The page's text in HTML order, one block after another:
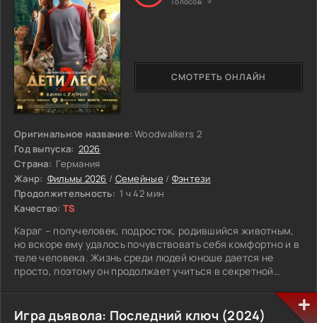
предстоит узнать, какие тайны скрывает это место.
Оригинальное название: Woodwalkers 2
Год выпуска: 2026
Страна: Германия
Жанр: Фильмы 2026 / Семейные / Фэнтези
Продолжительность: 1 ч 42 мин
Качество: TS
Караг – получеловек, подросток, родившийся животным,
но вскоре ему удалось почувствовать себя комфортно и в
теле человека. Жизнь среди людей юноше дается не
просто, поэтому он продолжает учиться в секретной
график и напряженная работа не позволяют унять
тревогу и подавить тоску по родным. Коварный
СМОТРЕТЬ ОНЛАЙН
Игра дьявола: Последний ключ (2024)